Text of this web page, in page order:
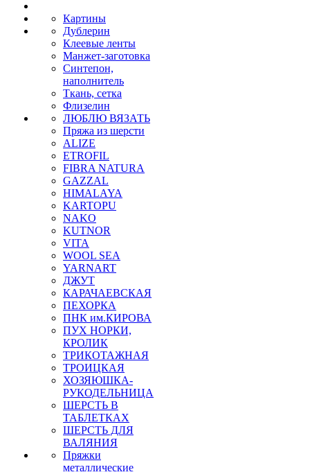
Картины
Дублерин
Клеевые ленты
Манжет-заготовка
Синтепон,
наполнитель
Ткань, сетка
Флизелин
ЛЮБЛЮ ВЯЗАТЬ
Пряжа из шерсти
ALIZE
ETROFIL
FIBRA NATURA
GAZZAL
HIMALAYA
KARTOPU
NAKO
KUTNOR
VITA
WOOL SEA
YARNART
ДЖУТ
КАРАЧАЕВСКАЯ
ПЕХОРКА
ПНК им.КИРОВА
ПУХ НОРКИ,
КРОЛИК
ТРИКОТАЖНАЯ
ТРОИЦКАЯ
ХОЗЯЮШКА-
РУКОДЕЛЬНИЦА
ШЕРСТЬ В
ТАБЛЕТКАХ
ШЕРСТЬ ДЛЯ
ВАЛЯНИЯ
Пряжки
металлические